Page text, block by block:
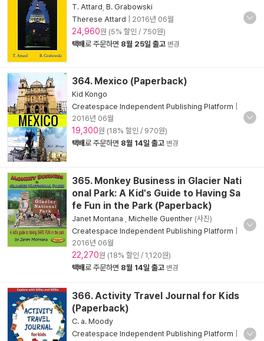
T. Attard B. Grabowski
Therese Attard
2016년 06월
24,960원 (5% 할인 / 750원)
택배로 주문하면 8월 25일 출고 변경
364. Mexico (Paperback)
Kid Kongo
Createspace Independent Publishing Platform
2016년 06월
19,300원 (18% 할인 / 970원)
택배로 주문하면 8월 14일 출고 변경
365. Monkey Business in Glacier Nati
onal Park: A Kid's Guide to Having Sa
fe Fun in the Park (Paperback)
Janet Montana Michelle Guenther (사진)
Createspace Independent Publishing Platform
2016년 06월
22,270원 (18% 할인 / 1,120원)
택배로 주문하면 8월 14일 출고 변경
366. Activity Travel Journal for Kids
(Paperback)
C. a. Moody
Createspace Independent Publishing Platform